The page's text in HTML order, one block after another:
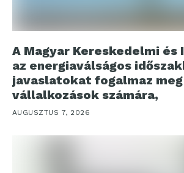
A Magyar Kereskedelmi és
az energiaválságos
javaslatokat fogalmaz meg
vállalkozások számára,
AUGUSZTUS 7, 2026